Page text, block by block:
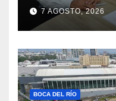
7 AGOSTO, 2026
BOCA DEL RÍO